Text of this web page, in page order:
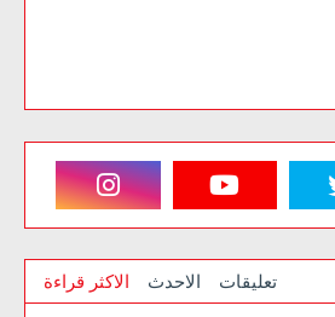
الاكثر قراءة الاحدث تعليقات